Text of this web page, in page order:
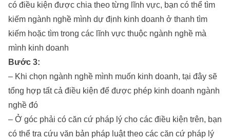
có điều kiện được chia theo từng lĩnh vực, bạn có thể tìm
kiếm ngành nghề mình dự định kinh doanh ở thanh tìm
kiếm hoặc tìm trong các lĩnh vực thuộc ngành nghề mà
mình kinh doanh
Bước 3:
– Khi chọn ngành nghề mình muốn kinh doanh, tại đây sẽ
tổng hợp tất cả điều kiện để được phép kinh doanh ngành
nghề đó
– Ở góc phải có căn cứ pháp lý cho các điều kiện trên, bạn
có thể tra cứu văn bản pháp luật theo các căn cứ pháp lý